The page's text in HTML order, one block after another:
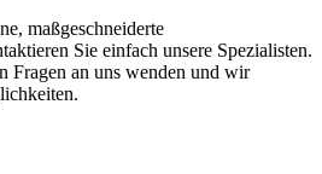
maßgeschneiderte
Sie einfach unsere Spezialisten.
Fragen an uns wenden und wir